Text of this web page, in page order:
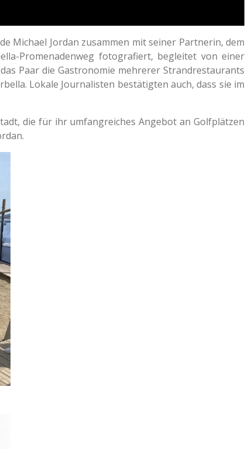
Michael Jordan zusammen mit seiner Partnerin, dem
Promenadenweg fotografiert, begleitet von einer
Paar die Gastronomie mehrerer Strandrestaurants
Lokale Journalisten bestätigten auch, dass sie im
die für ihr umfangreiches Angebot an Golfplätzen